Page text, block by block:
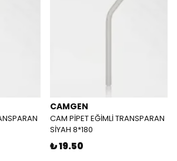
CAMGEN
CAM PİPET EĞİMLİ TRANSPARAN
SİYAH 8*180
₺ 19.50